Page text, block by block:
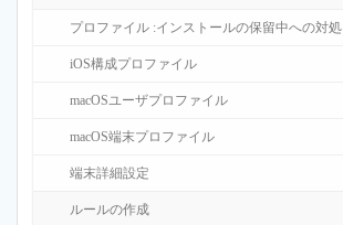
プロファイル :インストールの保留中への対処
iOS構成プロファイル
macOSユーザプロファイル
macOS端末プロファイル
端末詳細設定
ルールの作成